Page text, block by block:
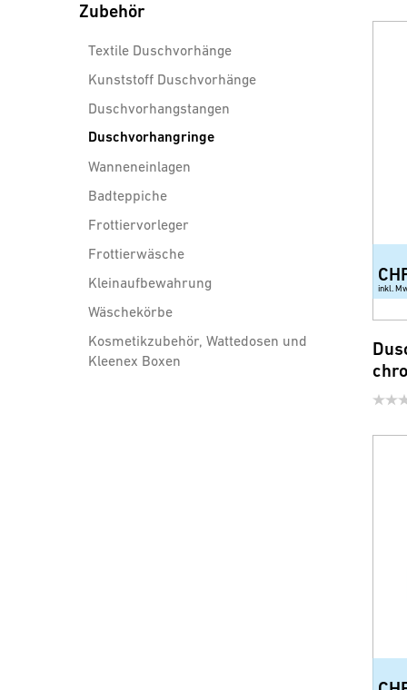
Zubehör
Textile Duschvorhänge
Kunststoff Duschvorhänge
Duschvorhangstangen
Duschvorhangringe
Wanneneinlagen
Badteppiche
Frottiervorleger
Frottierwäsche
Kleinaufbewahrung
Wäschekörbe
Kosmetikzubehör, Wattedosen und
Kleenex Boxen
inkl.